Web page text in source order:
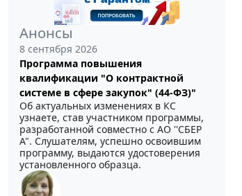
Анонсы
8 сентября 2026
Программа повышения
квалификации "О контрактной
системе в сфере закупок" (44-ФЗ)"
Об актуальных изменениях в КС
узнаете, став участником программы,
разработанной совместно с АО ''СБЕР
А". Слушателям, успешно освоившим
программу, выдаются удостоверения
установленного образца.